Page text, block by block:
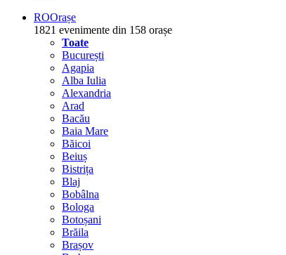
ROOrașe
1821 evenimente din 158 orașe
Toate
București
Agapia
Alba Iulia
Alexandria
Arad
Bacău
Baia Mare
Băicoi
Beiuș
Bistrița
Blaj
Bobâlna
Bologa
Botoșani
Brăila
Brașov